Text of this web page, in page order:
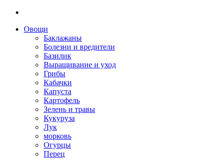
Овощи
Баклажаны
Болезни и вредители
Базилик
Выращивание и уход
Грибы
Кабачки
Капуста
Картофель
Зелень и травы
Кукуруза
Лук
морковь
Огурцы
Перец